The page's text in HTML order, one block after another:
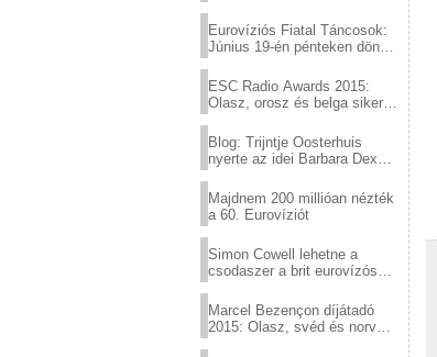
Eurovíziós Fiatal Táncosok:
Június 19-én pénteken döntő
ESC Radio Awards 2015:
Olasz, orosz és belga siker,
Blog: Trijntje Oosterhuis
nyerte az idei Barbara Dex
Majdnem 200 millióan nézték
a 60. Eurovíziót
Simon Cowell lehetne a
csodaszer a brit eurovízós
Marcel Bezençon díjátadó
2015: Olasz, svéd és norvég